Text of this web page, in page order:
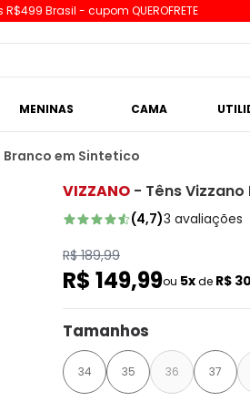
Brasil - cupom QUEROFRETE
MENINAS CAMA
em Sintetico
VIZZANO - Têns
(4,7)3 avaliações
R$ 189,99
R$ 149,99ou 5xde R$
Tamanhos
34 35 36 37